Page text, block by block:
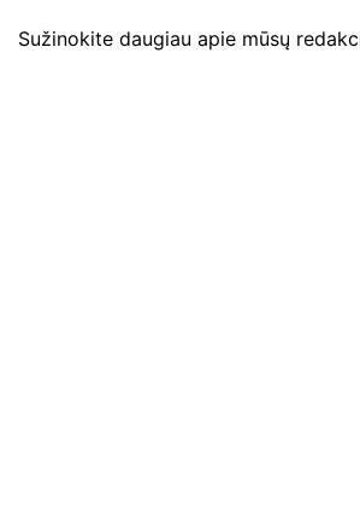
Sužinokite daugiau apie mūsų